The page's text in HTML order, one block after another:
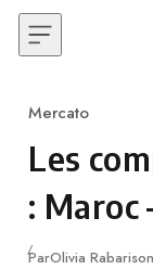
Skip to content
Category
Mercato
Les
: Maroc
ParOlivia